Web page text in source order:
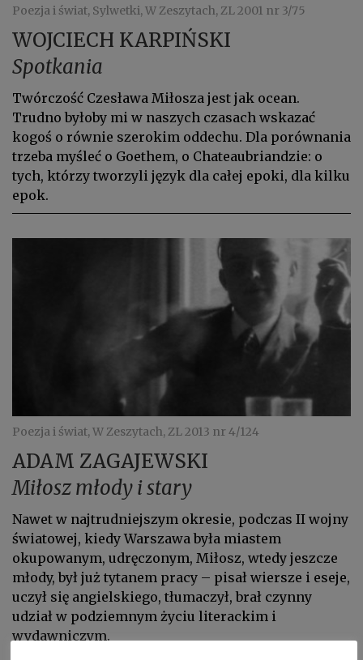
Poezja i świat, Sylwetki, W Zeszytach, ZL 2001 nr 3/75
WOJCIECH KARPIŃSKI
Spotkania
Twórczość Czesława Miłosza jest jak ocean.
Trudno byłoby mi w na­szych czasach wskazać
kogoś o równie szerokim oddechu. Dla porównania
trzeba myśleć o Goethem, o Chateaubriandzie: o
tych, którzy tworzyli język dla całej epoki, dla kilku
epok.
Poezja i świat, W Zeszytach, ZL 2013 nr 4/124
ADAM ZAGAJEWSKI
Miłosz młody i stary
Nawet w najtrudniejszym okresie, podczas II wojny
światowej, kiedy Warszawa była miastem
okupowanym, udręczonym, Miłosz, wtedy jesz­cze
młody, był już tytanem pracy – pisał wiersze i eseje,
uczył się angiel­skiego, tłumaczył, brał czynny
udział w podziemnym życiu literackim i
wydawniczym.